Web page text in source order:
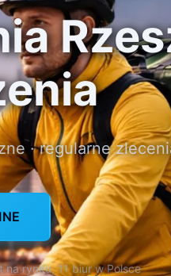
· regularne
na rynku, 11 biur w Polsce